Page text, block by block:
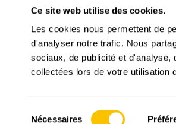
Ce site web utilise des cookies.
Les cookies nous permettent de
d'analyser notre trafic. Nous
sociaux, de publicité et d'analyse,
collectées lors de votre utilisation
Nécessaires
CONTACT